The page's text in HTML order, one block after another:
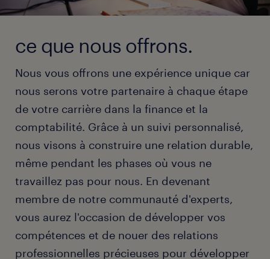
ce que nous offrons.
Nous vous offrons une expérience unique car
nous serons votre partenaire à chaque étape
de votre carrière dans la finance et la
comptabilité. Grâce à un suivi personnalisé,
nous visons à construire une relation durable,
même pendant les phases où vous ne
travaillez pas pour nous. En devenant
membre de notre communauté d'experts,
vous aurez l'occasion de développer vos
compétences et de nouer des relations
professionnelles précieuses pour développer